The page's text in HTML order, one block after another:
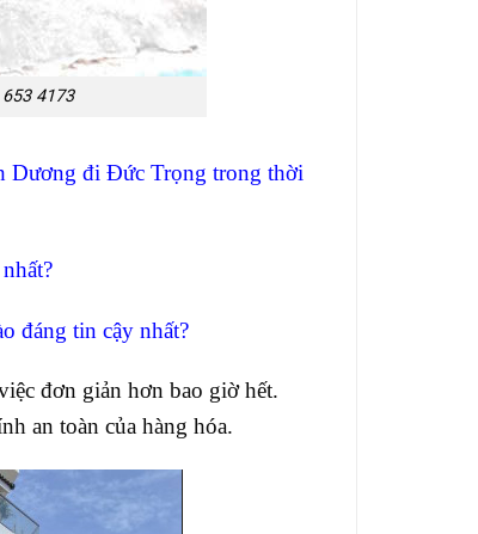
4173
Dương đi Đức Trọng trong thời
đáng tin cậy nhất?
đơn giản hơn bao giờ hết.
an toàn của hàng hóa.